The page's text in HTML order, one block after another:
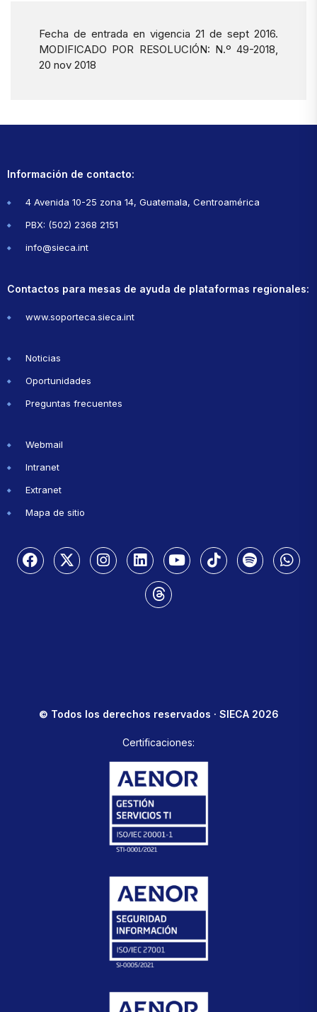
Fecha de entrada en vigencia 21 de sept 2016.
MODIFICADO POR RESOLUCIÓN: N.º 49-2018,
20 nov 2018
Información de contacto:
4 Avenida 10-25 zona 14, Guatemala, Centroamérica
PBX: (502) 2368 2151
info@sieca.int
Contactos para mesas de ayuda de plataformas regionales:
www.soporteca.sieca.int
Noticias
Oportunidades
Preguntas frecuentes
Webmail
Intranet
Extranet
Mapa de sitio
© Todos los derechos reservados · SIECA 2026
Certificaciones: